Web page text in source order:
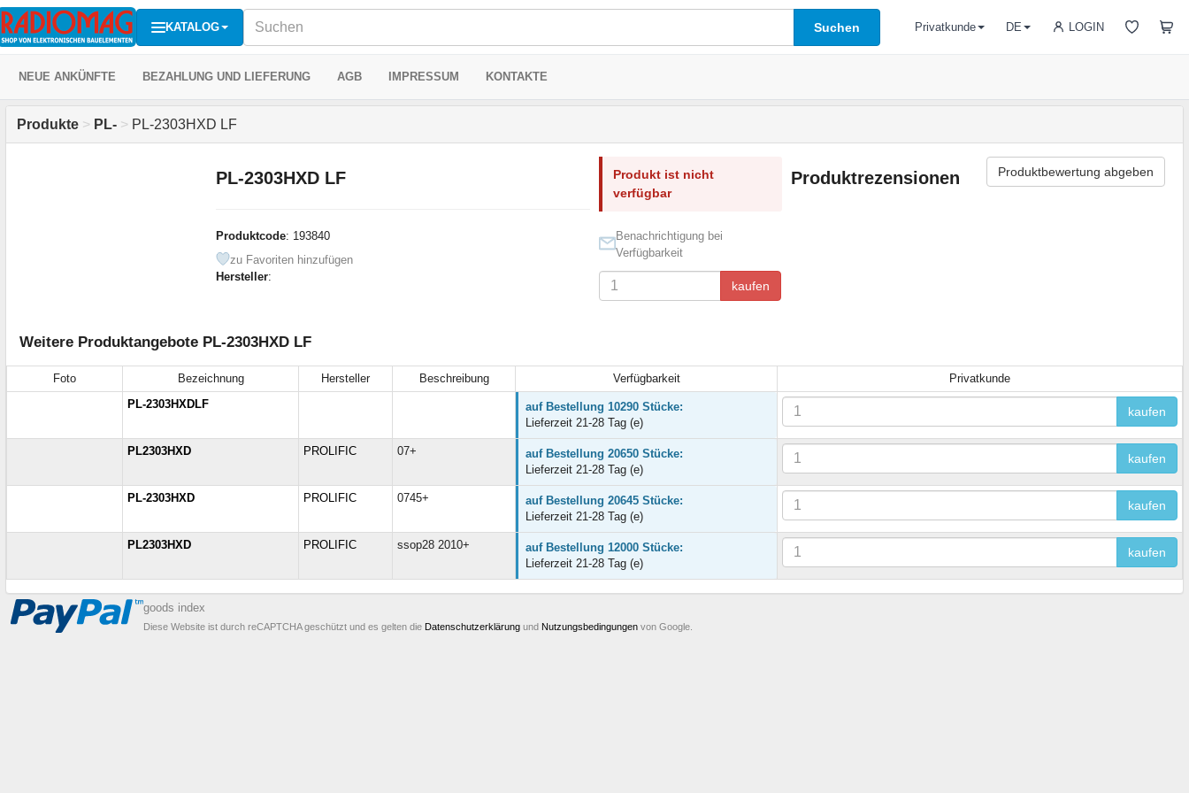
KATALOG Suchen LOGIN
Privatkunde DE
NEUE ANKÜNFTE BEZAHLUNG UND LIEFERUNG AGB IMPRESSUM KONTAKTE
Produkte > PL- > PL-2303HXD LF
PL-2303HXD LF
Produktcode: 193840
zu Favoriten hinzufügen
Hersteller:
Produkt ist nicht
verfügbar
Benachrichtigung bei
Verfügbarkeit
kaufen
Produktrezensionen Produktbewertung abgeben
Weitere Produktangebote PL-2303HXD LF
Foto Bezeichnung Hersteller Beschreibung Verfügbarkeit
Privatkunde
PL-2303HXDLF
auf Bestellung 10290 Stücke:
Lieferzeit 21-28 Tag (e)
kaufen
PL2303HXD PROLIFIC 07+
auf Bestellung 20650 Stücke:
Lieferzeit 21-28 Tag (e)
kaufen
PL-2303HXD PROLIFIC 0745+
auf Bestellung 20645 Stücke:
Lieferzeit 21-28 Tag (e)
kaufen
PL2303HXD PROLIFIC ssop28 2010+
auf Bestellung 12000 Stücke:
Lieferzeit 21-28 Tag (e)
kaufen
goods index
Diese Website ist durch reCAPTCHA geschützt und es gelten die Datenschutzerklärung und Nutzungsbedingungen von Google.